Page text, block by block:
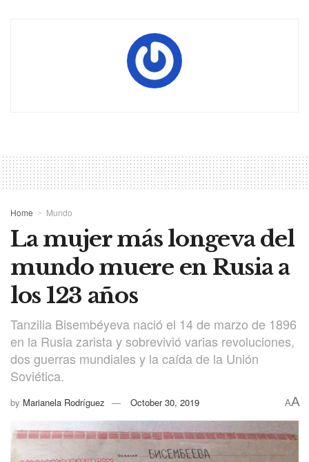
Home Mundo
La mujer más longeva del
mundo muere en Rusia a
los 123 años
Tanzilia Bisembéyeva nació el 14 de marzo de 1896
en la Rusia zarista y sobrevivió varias revoluciones,
dos guerras mundiales y la caída de la Unión
Soviética.
by Marianela Rodríguez October 30, 2019 AA